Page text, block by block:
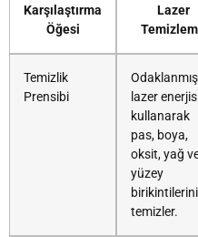
Karşılaştırma
Öğesi
Lazer
Temizlik
Prensibi
Odaklanmış
lazer
kullanarak
pas, boya,
oksit, yağ
yüzey
birikintilerini
temizler.